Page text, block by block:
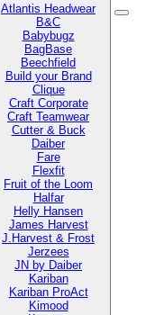
Atlantis Headwear
B&C
Babybugz
BagBase
Beechfield
Build your Brand
Clique
Craft Corporate
Craft Teamwear
Cutter & Buck
Daiber
Fare
Flexfit
Fruit of the Loom
Halfar
Helly Hansen
James Harvest
J.Harvest & Frost
Jerzees
JN by Daiber
Kariban
Kariban ProAct
Kimood